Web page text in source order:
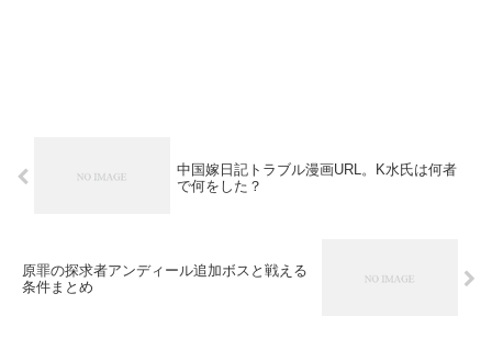
中国嫁日記トラブル漫画URL。K水氏は何者
で何をした？
原罪の探求者アンディール追加ボスと戦える
条件まとめ